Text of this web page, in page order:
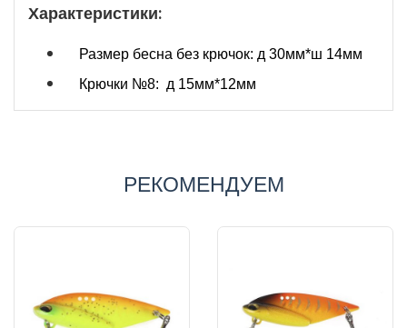
Характеристики:
Размер бесна без крючок: д 30мм*ш 14мм
Крючки №8: д 15мм*12мм
РЕКОМЕНДУЕМ